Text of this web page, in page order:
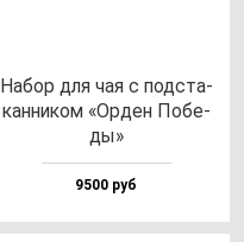
Набор для чая с под­ста­
кан­ни­ком «Орден Побе­
ды»
9500 руб